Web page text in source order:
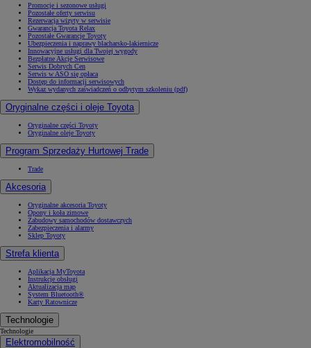
Promocje i sezonowe usługi
Pozostałe oferty serwisu
Rezerwacja wizyty w serwisie
Gwarancja Toyota Relax
Pozostałe Gwarancje Toyoty
Ubezpieczenia i naprawy blacharsko-lakiernicze
Innowacyjne usługi dla Twojej wygody
Bezpłatne Akcje Serwisowe
Serwis Dobrych Cen
Serwis w ASO się opłaca
Dostęp do informacji serwisowych
Wykaz wydanych zaświadczeń o odbytym szkoleniu (pdf)
Oryginalne części i oleje Toyota
Oryginalne części Toyoty
Oryginalne oleje Toyoty
Program Sprzedaży Hurtowej Trade
Trade
Akcesoria
Oryginalne akcesoria Toyoty
Opony i koła zimowe
Zabudowy samochodów dostawczych
Zabezpieczenia i alarmy
Sklep Toyoty
Strefa klienta
Aplikacja MyToyota
Instrukcje obsługi
Aktualizacja map
System Bluetooth®
Karty Ratownicze
Technologie
Technologie
Elektromobilność